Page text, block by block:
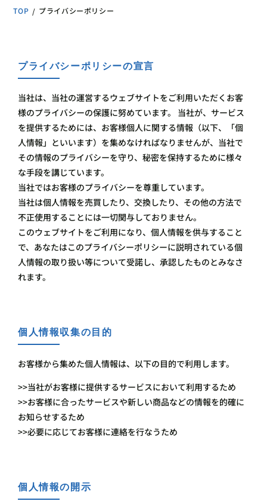
TOP / プライバシーポリシー
プライバシーポリシーの宣言
当社は、当社の運営するウェブサイトをご利用いただくお客
様のプライバシーの保護に努めています。 当社が、サービス
を提供するためには、お客様個人に関する情報（以下、「個
人情報」といいます）を集めなければなりませんが、当社で
その情報のプライバシーを守り、秘密を保持するために様々
な手段を講じています。
当社ではお客様のプライバシーを尊重しています。
当社は個人情報を売買したり、交換したり、その他の方法で
不正使用することには一切関与しておりません。
このウェブサイトをご利用になり、個人情報を供与すること
で、あなたはこのプライバシーポリシーに説明されている個
人情報の取り扱い等について受諾し、承認したものとみなさ
れます。
個人情報収集の目的
お客様から集めた個人情報は、以下の目的で利用します。
>>当社がお客様に提供するサービスにおいて利用するため
>>お客様に合ったサービスや新しい商品などの情報を的確に
お知らせするため
>>必要に応じてお客様に連絡を行なうため
個人情報の開示